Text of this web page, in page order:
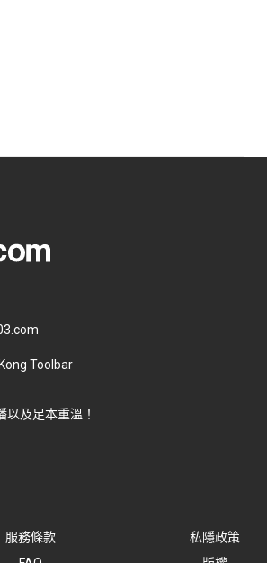
Toolbar
及足本重溫！
服務條款 私隱政策